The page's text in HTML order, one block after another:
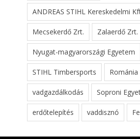
ANDREAS STIHL Kereskedelmi
Mecsekerdő Zrt. Zalaerdő Zrt.
Nyugat-magyarországi Egyetem
STIHL Timbersports Románia
vadgazdálkodás Soproni
erdőtelepítés vaddisznó